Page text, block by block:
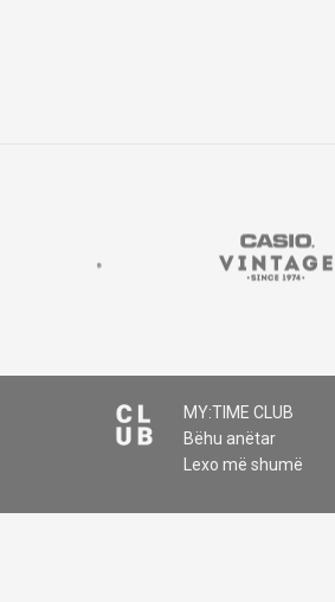
MY:TIME CLUB
Bëhu anëtar
Lexo më shumë